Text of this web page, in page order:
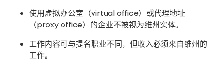
使用虚拟办公室（virtual office）或代理地址
（proxy office）的企业不被视为维州实体。
工作内容可与提名职业不同，但收入必须来自维州的
工作。